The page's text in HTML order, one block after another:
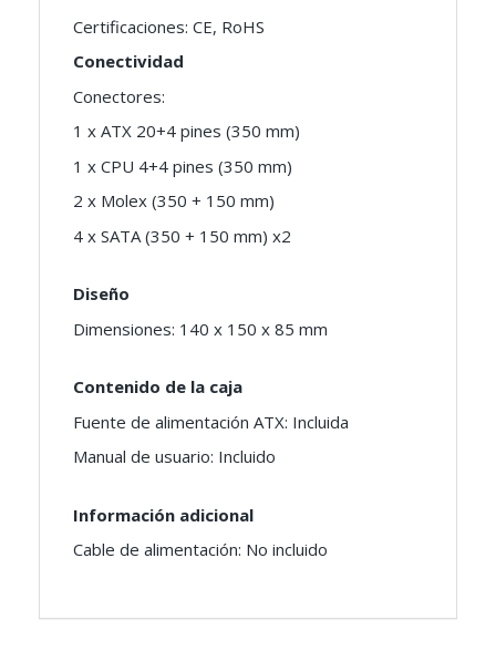
Certificaciones: CE, RoHS
Conectividad
Conectores:
1 x ATX 20+4 pines (350 mm)
1 x CPU 4+4 pines (350 mm)
2 x Molex (350 + 150 mm)
4 x SATA (350 + 150 mm) x2
Diseño
Dimensiones: 140 x 150 x 85 mm
Contenido de la caja
Fuente de alimentación ATX: Incluida
Manual de usuario: Incluido
Información adicional
Cable de alimentación: No incluido